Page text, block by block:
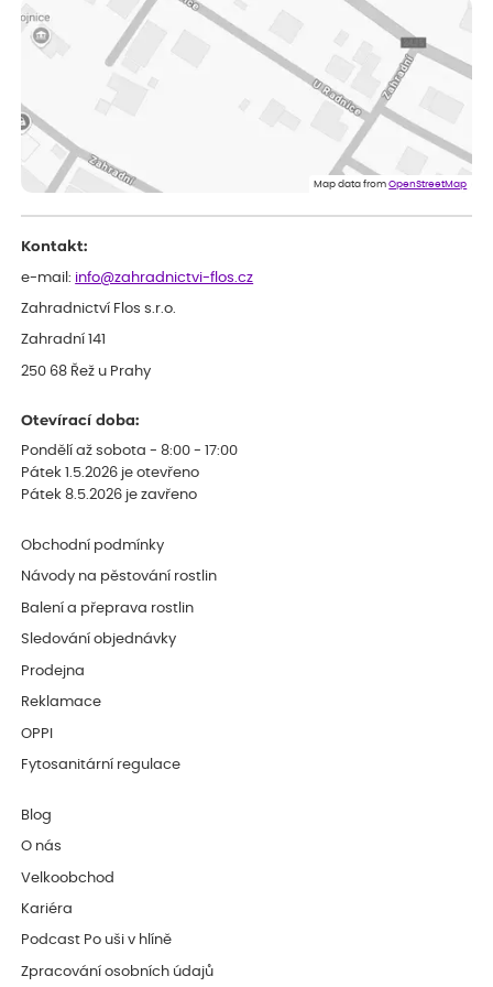
Měla jsem pouze 1objednavku a zatím jsem spokojená se
sazenicemi
Miroslava
Rostliny byly v pořádku, dobře zabalené, celková spokojenost.
Doporučuji :). Spokojenost, stromky v pěkném stavu. Jediné, co
my chybělo, bylo komunikování nedostupného zboží před
Map data fromOpenStreetMap
Kontakt:
e-mail: info@zahradnictvi-flos.cz
Zahradnictví Flos s.r.o.
Zahradní 141
250 68 Řež u Prahy
Otevírací doba:
Pondělí až sobota - 8:00 - 17:00
Pátek 1.5.2026 je otevřeno
Pátek 8.5.2026 je zavřeno
Obchodní podmínky
Návody na pěstování rostlin
Balení a přeprava rostlin
Sledování objednávky
Prodejna
Reklamace
OPPI
Fytosanitární regulace
Blog
O nás
Velkoobchod
Kariéra
Podcast Po uši v hlíně
Zpracování osobních údajů